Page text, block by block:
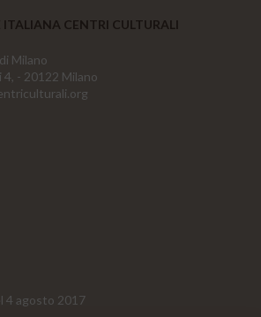
CENTRI CULTURALI
Milano
4, - 20122 Milano
4 agosto 2017